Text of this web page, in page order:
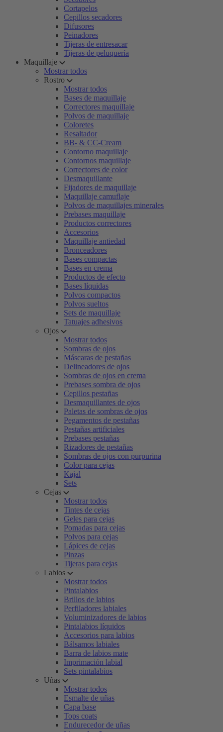
Cortapelos
Cepillos secadores
Difusores
Peinadores
Tijeras de entresacar
Tijeras de peluquería
Maquillaje
Mostrar todos
Rostro
Mostrar todos
Bases de maquillaje
Correctores maquillaje
Polvos de maquillaje
Coloretes
Resaltador
BB- & CC-Cream
Contorno maquillaje
Contornos maquillaje
Correctores de color
Desmaquillante
Fijadores de maquillaje
Maquillaje camuflaje
Polvos de maquillajes minerales
Prebases maquillaje
Productos correctores
Accesorios
Maquillaje antiedad
Bronceadores
Bases compactas
Bases en crema
Productos de efecto
Bases líquidas
Polvos compactos
Polvos sueltos
Sets de maquillaje
Tatuajes adhesivos
Ojos
Mostrar todos
Sombras de ojos
Máscaras de pestañas
Delineadores de ojos
Sombras de ojos en crema
Prebases sombra de ojos
Cepillos pestañas
Desmaquillantes de ojos
Paletas de sombras de ojos
Pegamentos de pestañas
Pestañas artificiales
Prebases pestañas
Rizadores de pestañas
Sombras de ojos con purpurina
Color para cejas
Kajal
Sets
Cejas
Mostrar todos
Tintes de cejas
Geles para cejas
Pomadas para cejas
Polvos para cejas
Lápices de cejas
Pinzas
Tijeras para cejas
Labios
Mostrar todos
Pintalabios
Brillos de labios
Perfiladores labiales
Voluminizadores de labios
Pintalabios líquidos
Accesorios para labios
Bálsamos labiales
Barra de labios mate
Imprimación labial
Sets pintalabios
Uñas
Mostrar todos
Esmalte de uñas
Capa base
Tops coats
Endurecedor de uñas